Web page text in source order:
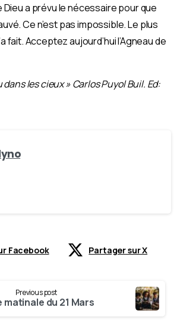
Dieu a prévu le nécessaire pour que
Ce n’est pas impossible. Le plus
fait. Acceptez aujourd’hui l’Agneau de
dans les cieux » Carlos Puyol Buil. Ed:
Facebook Partager sur X
Previous post
matinale du 21 Mars